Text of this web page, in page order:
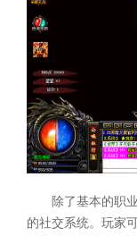
除了基本的职
的社交系统。玩家